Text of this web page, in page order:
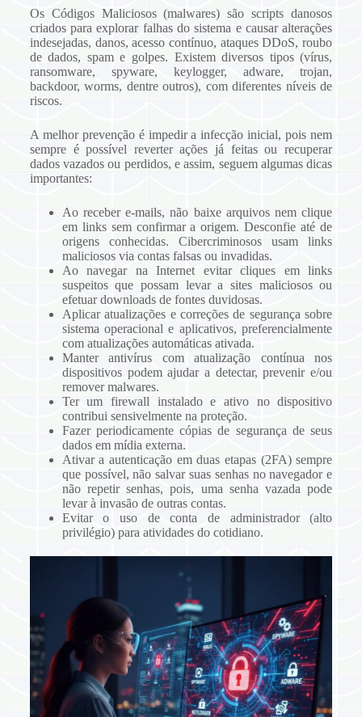
Os Códigos Maliciosos (malwares) são scripts danosos
criados para explorar falhas do sistema e causar alterações
indesejadas, danos, acesso contínuo, ataques DDoS, roubo
de dados, spam e golpes. Existem diversos tipos (vírus,
ransomware, spyware, keylogger, adware, trojan,
backdoor, worms, dentre outros), com diferentes níveis de
riscos.
A melhor prevenção é impedir a infecção inicial, pois nem
sempre é possível reverter ações já feitas ou recuperar
dados vazados ou perdidos, e assim, seguem algumas dicas
importantes:
Ao receber e-mails, não baixe arquivos nem clique
em links sem confirmar a origem. Desconfie até de
origens conhecidas. Cibercriminosos usam links
maliciosos via contas falsas ou invadidas.
Ao navegar na Internet evitar cliques em links
suspeitos que possam levar a sites maliciosos ou
efetuar downloads de fontes duvidosas.
Aplicar atualizações e correções de segurança sobre
sistema operacional e aplicativos, preferencialmente
com atualizações automáticas ativada.
Manter antivírus com atualização contínua nos
dispositivos podem ajudar a detectar, prevenir e/ou
remover malwares.
Ter um firewall instalado e ativo no dispositivo
contribui sensivelmente na proteção.
Fazer periodicamente cópias de segurança de seus
dados em mídia externa.
Ativar a autenticação em duas etapas (2FA) sempre
que possível, não salvar suas senhas no navegador e
não repetir senhas, pois, uma senha vazada pode
levar à invasão de outras contas.
Evitar o uso de conta de administrador (alto
privilégio) para atividades do cotidiano.